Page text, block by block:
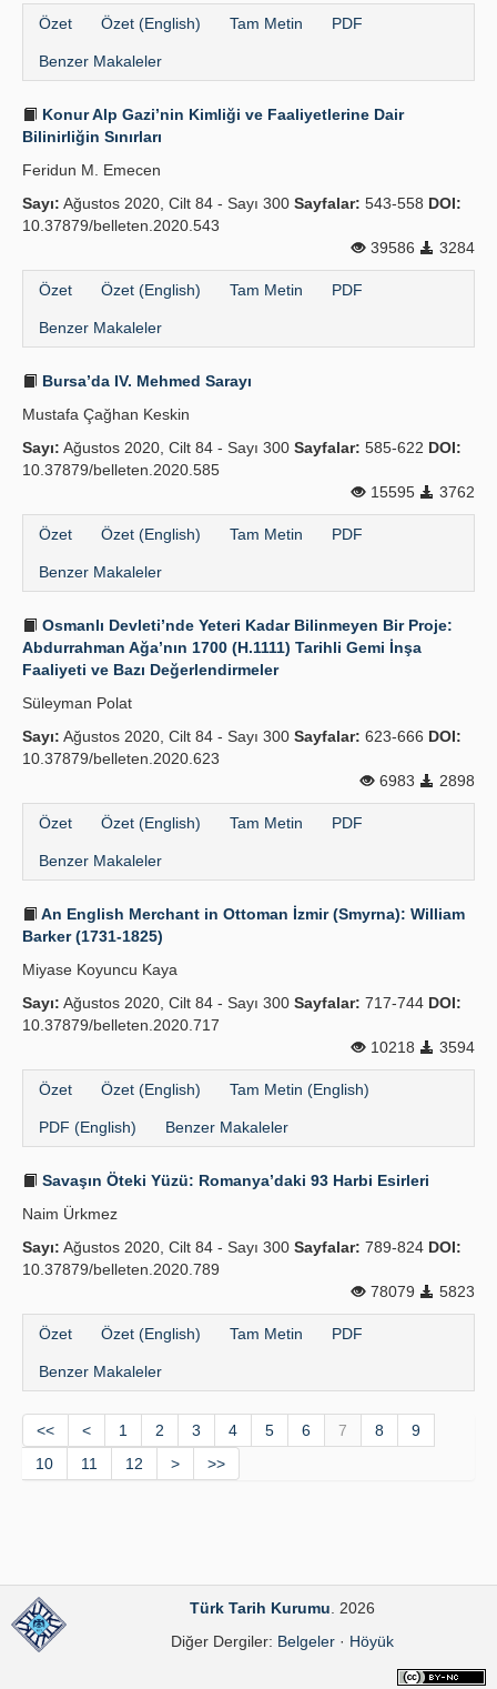
Özet Özet (English) Tam Metin PDF
Benzer Makaleler
Konur Alp Gazi’nin Kimliği ve Faaliyetlerine Dair
Bilinirliğin Sınırları
Feridun M. Emecen
Sayı: Ağustos 2020, Cilt 84 - Sayı 300 Sayfalar: 543-558 DOI:
10.37879/belleten.2020.543
39586
3284
Özet Özet (English) Tam Metin PDF
Benzer Makaleler
Bursa’da IV. Mehmed Sarayı
Mustafa Çağhan Keskin
Sayı: Ağustos 2020, Cilt 84 - Sayı 300 Sayfalar: 585-622 DOI:
10.37879/belleten.2020.585
15595
3762
Özet Özet (English) Tam Metin PDF
Benzer Makaleler
Osmanlı Devleti’nde Yeteri Kadar Bilinmeyen Bir Proje:
Abdurrahman Ağa’nın 1700 (H.1111) Tarihli Gemi İnşa
Faaliyeti ve Bazı Değerlendirmeler
Süleyman Polat
Sayı: Ağustos 2020, Cilt 84 - Sayı 300 Sayfalar: 623-666 DOI:
10.37879/belleten.2020.623
6983
2898
Özet Özet (English) Tam Metin PDF
Benzer Makaleler
An English Merchant in Ottoman İzmir (Smyrna): William
Barker (1731-1825)
Miyase Koyuncu Kaya
Sayı: Ağustos 2020, Cilt 84 - Sayı 300 Sayfalar: 717-744 DOI:
10.37879/belleten.2020.717
10218
3594
Özet Özet (English) Tam Metin (English)
PDF (English) Benzer Makaleler
Savaşın Öteki Yüzü: Romanya’daki 93 Harbi Esirleri
Naim Ürkmez
Sayı: Ağustos 2020, Cilt 84 - Sayı 300 Sayfalar: 789-824 DOI:
10.37879/belleten.2020.789
78079
5823
Özet Özet (English) Tam Metin PDF
Benzer Makaleler
<< < 1 2 3 4 5 6 7 8
9
10
11 12 > >>
Türk Tarih Kurumu . 2026
Diğer Dergiler: Belgeler· Höyük